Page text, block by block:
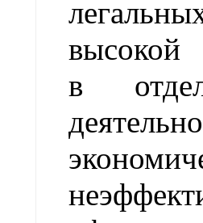
высокой
в